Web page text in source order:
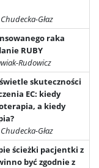
Głaz
raka
RUBY
Rudowicz
skuteczności
EC: kiedy
a kiedy
Głaz
ścieżki pacjentki z
być zgodnie z